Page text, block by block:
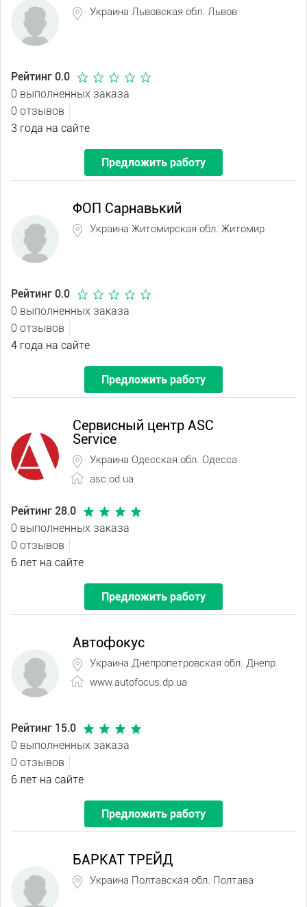
Украина Львовская обл. Львов
Рейтинг 0.0
0 выполненных заказа
0 отзывов
3 года на сайте
Предложить работу
ФОП Сарнавький
Украина Житомирская обл. Житомир
Рейтинг 0.0
0 выполненных заказа
0 отзывов
4 года на сайте
Предложить работу
Сервисный центр ASC
Service
Украина Одесская обл. Одесса
asc.od.ua
Рейтинг 28.0
0 выполненных заказа
0 отзывов
6 лет на сайте
Предложить работу
Автофокус
Украина Днепропетровская обл. Днепр
www.autofocus.dp.ua
Рейтинг 15.0
0 выполненных заказа
0 отзывов
6 лет на сайте
Предложить работу
БАРКАТ ТРЕЙД
Украина Полтавская обл. Полтава